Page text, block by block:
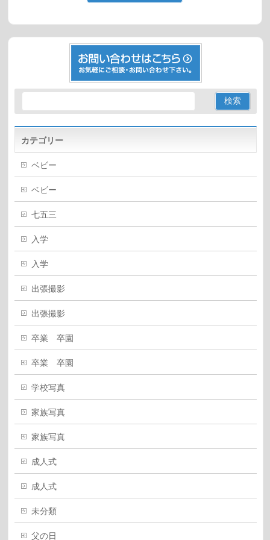
カテゴリー
ベビー
ベビー
七五三
入学
入学
出張撮影
出張撮影
卒業 卒園
卒業 卒園
学校写真
家族写真
家族写真
成人式
成人式
未分類
父の日